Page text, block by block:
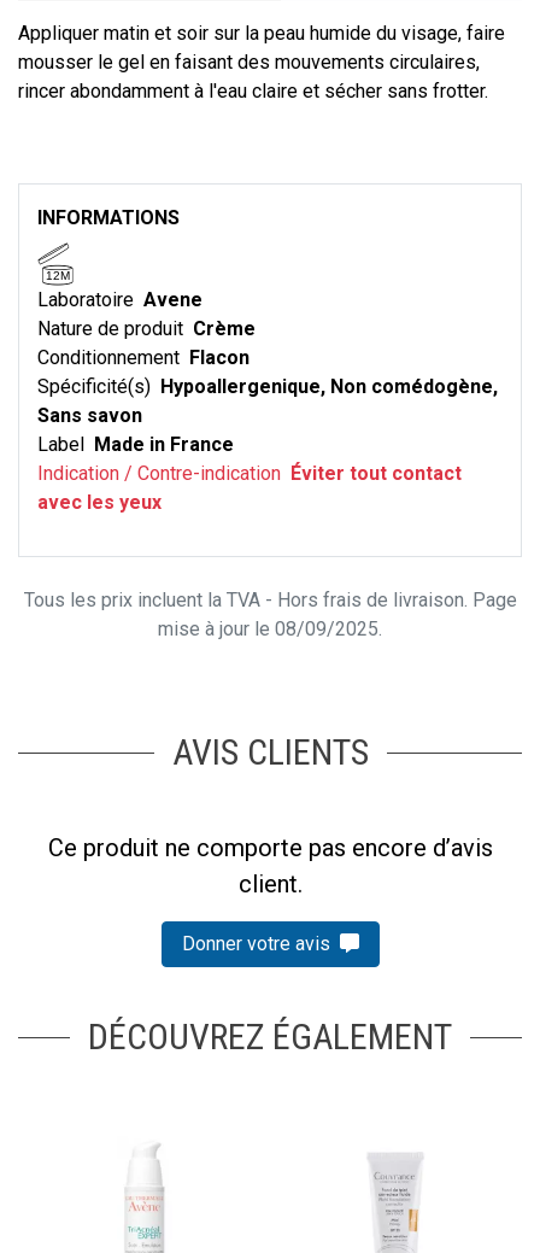
Appliquer matin et soir sur la peau humide du visage, faire
mousser le gel en faisant des mouvements circulaires,
rincer abondamment à l'eau claire et sécher sans frotter.
INFORMATIONS
12M
Laboratoire Avene
Nature de produit Crème
Conditionnement Flacon
Spécificité(s) Hypoallergenique, Non comédogène,
Sans savon
Label
Made in France
Indication / Contre-indication Éviter tout contact
avec les yeux
Tous les prix incluent la TVA - Hors frais de livraison. Page
mise à jour le 08/09/2025.
AVIS CLIENTS
Ce produit ne comporte pas encore d’avis
client.
Donner votre avis
DÉCOUVREZ ÉGALEMENT